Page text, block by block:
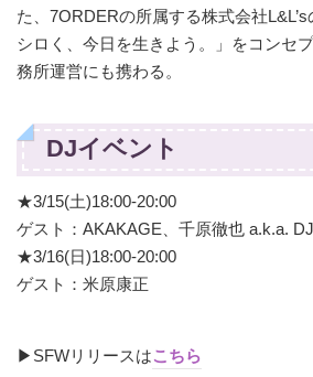
た、7ORDERの所属する株式会社
シロく、今日を生きよう。」をコンセ
務所運営にも携わる。
DJイベント
★3/15(土)18:00-20:00
ゲスト：AKAKAGE、千原徹也 a.k.a.
★3/16(日)18:00-20:00
ゲスト：米原康正
▶︎SFWリリースはこちら